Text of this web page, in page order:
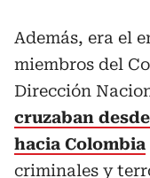
Además, era el
miembros del
Dirección
cruzaban
hacia Colombia
criminales y